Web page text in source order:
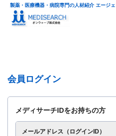
製薬・医療機器・病院専門の人材紹介 エージ
会員ログイン
メディサーチIDをお持ちの方
メールアドレス（ログインID）